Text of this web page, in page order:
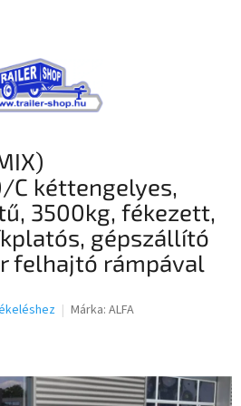
C kéttengelyes,
3500kg, fékezett,
gépszállító
felhajtó rámpával
Márka: ALFA